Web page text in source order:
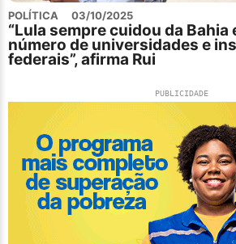
POLÍTICA 03/10/2025
“Lula sempre cuidou da Bahia
número de universidades e
federais”, afirma Rui
PUBLICIDADE